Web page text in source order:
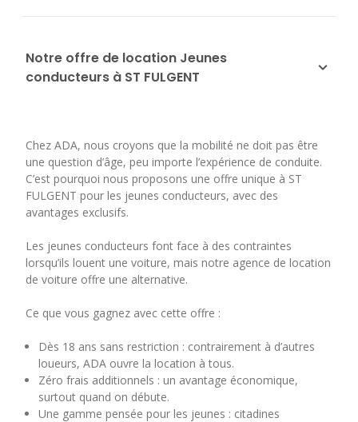
Notre offre de location Jeunes
conducteurs à ST FULGENT
Chez ADA, nous croyons que la mobilité ne doit pas être
une question d’âge, peu importe l’expérience de conduite.
C’est pourquoi nous proposons une offre unique à ST
FULGENT pour les jeunes conducteurs, avec des
avantages exclusifs.
Les jeunes conducteurs font face à des contraintes
lorsqu’ils louent une voiture, mais notre agence de location
de voiture offre une alternative.
Ce que vous gagnez avec cette offre :
Dès 18 ans sans restriction : contrairement à d’autres
loueurs, ADA ouvre la location à tous.
Zéro frais additionnels : un avantage économique,
surtout quand on débute.
Une gamme pensée pour les jeunes : citadines